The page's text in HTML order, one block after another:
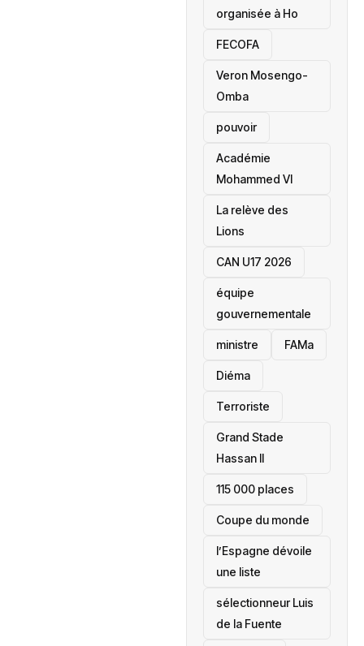
organisée à Ho
‎FECOFA
Veron Mosengo-
Omba
pouvoir
Académie
Mohammed VI
La relève des
Lions
CAN U17 2026
équipe
gouvernementale
ministre FAMa
Diéma
Terroriste
Grand Stade
Hassan II
115 000 places
‎Coupe du monde
l’Espagne dévoile
une liste
sélectionneur Luis
de la Fuente